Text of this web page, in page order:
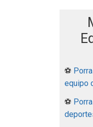
⚽
equipo
⚽